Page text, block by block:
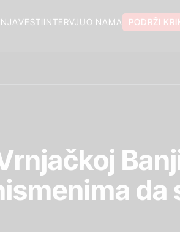
PODRŽI
O NAMA
INTERVJU
VESTI
da